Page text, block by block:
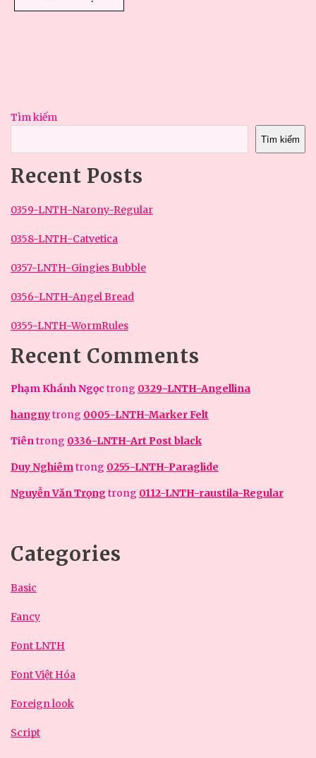
Tìm kiếm
Tìm kiếm
Recent Posts
0359-LNTH-Narony-Regular
0358-LNTH-Catvetica
0357-LNTH-Gingies Bubble
0356-LNTH-Angel Bread
0355-LNTH-WormRules
Recent Comments
Phạm Khánh Ngọc trong 0329-LNTH-Angellina
hangnytrong 0005-LNTH-Marker Felt
Tiêntrong 0336-LNTH-Art Post black
Duy Nghiêmtrong 0255-LNTH-Paraglide
Nguyễn Văn Trọngtrong 0112-LNTH-raustila-Regular
Categories
Basic
Fancy
Font LNTH
Font Việt Hóa
Foreign look
Script